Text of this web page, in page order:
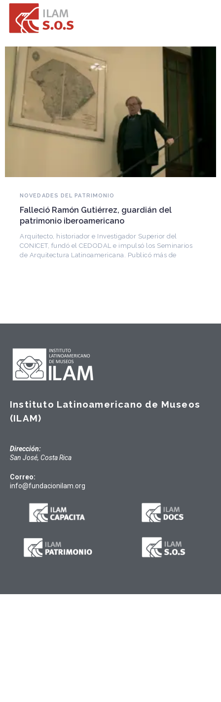
NOVEDADES DEL PATRIMONIO
Falleció Ramón Gutiérrez, guardián del
patrimonio iberoamericano
Arquitecto, historiador e Investigador Superior del
CONICET, fundó el CEDODAL e impulsó los Seminarios
de Arquitectura Latinoamericana. Publicó más de
Instituto Latinoamericano de Museos
(ILAM)
Dirección:
San José, Costa Rica
Correo:
info@fundacionilam.org